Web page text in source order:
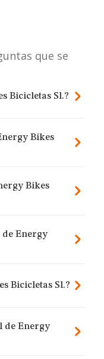
que se
Bicicletas Sl.?
Bikes
Bikes
de Energy
Bicicletas Sl.?
de Energy